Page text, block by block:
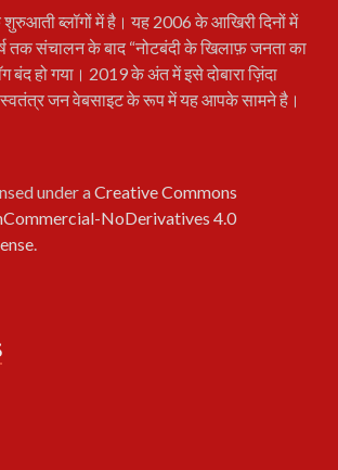
शुरुआती ब्लॉगों में है। यह 2006 के आखिरी दिनों में
तक संचालन के बाद “नोटबंदी के खिलाफ़ जनता का
बंद हो गया। 2019 के अंत में इसे दोबारा ज़िंदा
जन वेबसाइट के रूप में यह आपके सामने है।
under aCreative Commons
NoDerivatives 4.0
.